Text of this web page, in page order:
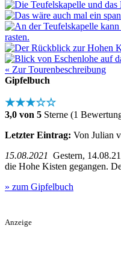
« Zur Tourenbeschreibung
Gipfelbuch
★★★☆☆
3,0 von 5 Sterne (1
Letzter Eintrag: Von Julian
15.08.2021 Gestern,
die Hohe Kisten gegangen.
» zum Gipfelbuch
Anzeige